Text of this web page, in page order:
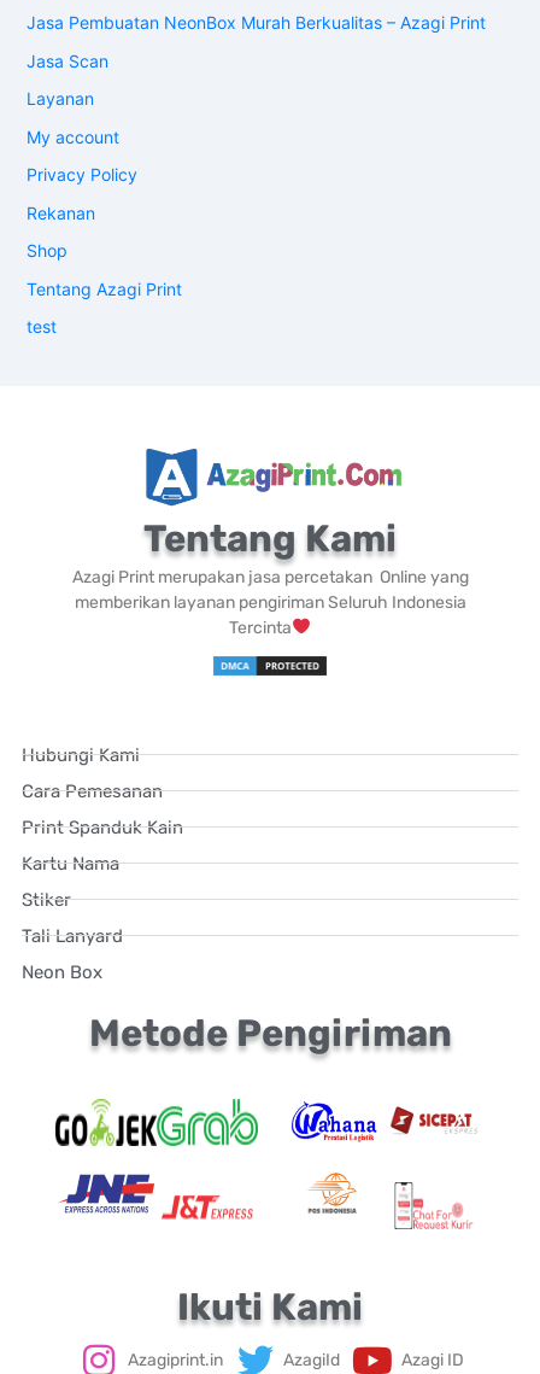
Jasa Pembuatan NeonBox Murah Berkualitas – Azagi Print
Jasa Scan
Layanan
My account
Privacy Policy
Rekanan
Shop
Tentang Azagi Print
test
Tentang Kami
Azagi Print merupakan jasa percetakan Online yang
memberikan layanan pengiriman Seluruh Indonesia
Tercinta
Hubungi Kami
Cara Pemesanan
Print Spanduk Kain
Kartu Nama
Stiker
Tali Lanyard
Neon Box
Metode Pengiriman
Ikuti Kami
Azagiprint.in AzagiId Azagi ID